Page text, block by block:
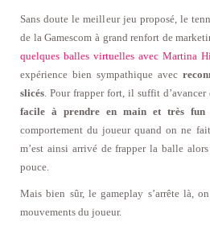
Sans doute le meilleur jeu proposé, le
de la Gamescom à grand renfort de
quelques balles virtuelles avec Martina
expérience bien sympathique avec
slicés. Pour frapper fort, il suffit d’avancer
facile à prendre en main et très fun
comportement du joueur quand on ne
m’est ainsi arrivé de frapper la balle
pouce.
Mais bien sûr, le gameplay s’arrête là,
mouvements du joueur.